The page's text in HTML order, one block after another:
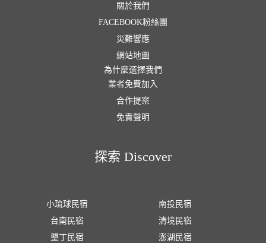
關於我們
FACEBOOK粉絲團
災難響應
網站地圖
為什麼選擇我們
業者免費加入
合作提案
免責聲明
探索 Discover
小琉球民宿
台南民宿
墾丁民宿
南投民宿
清境民宿
澎湖民宿